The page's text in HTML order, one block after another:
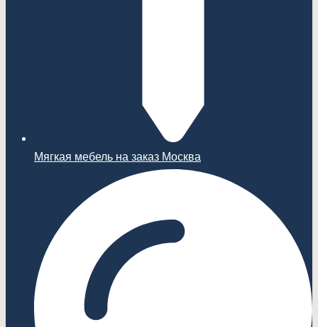
Мягкая мебель на заказ Москва